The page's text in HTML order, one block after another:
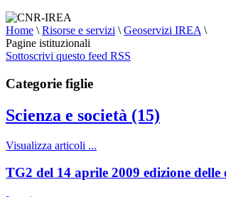
Home \ Risorse e servizi \ Geoservizi IREA \
Pagine istituzionali
Sottoscrivi questo feed RSS
Categorie figlie
Scienza e società (15)
Visualizza articoli ...
TG2 del 14 aprile 2009 edizione delle